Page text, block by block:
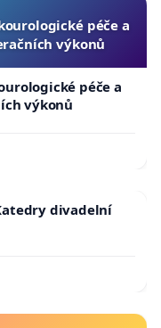
péče a
výkonů
péče a
výkonů
divadelní